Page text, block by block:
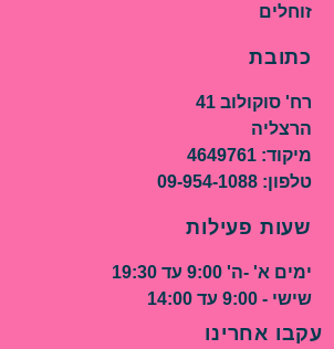
זוחלים
כתובת
רח' סוקולוב 41
הרצליה
מיקוד: 4649761
טלפון: 09-954-1088
שעות פעילות
ימים א' -ה' 9:00 עד 19:30
שישי - 9:00 עד 14:00
עקבו אחרינו